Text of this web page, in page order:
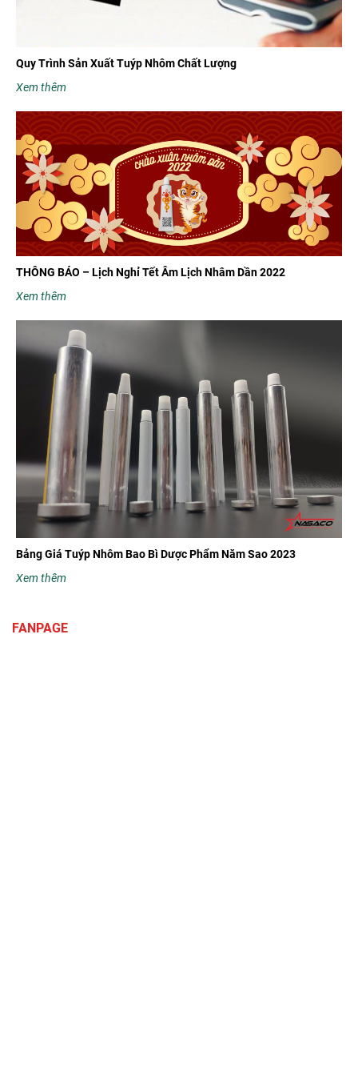
Quy Trình Sản Xuất Tuýp Nhôm Chất Lượng
Xem thêm
THÔNG BÁO – Lịch Nghỉ Tết Âm Lịch Nhâm Dần 2022
Xem thêm
Bảng Giá Tuýp Nhôm Bao Bì Dược Phẩm Năm Sao 2023
Xem thêm
FANPAGE